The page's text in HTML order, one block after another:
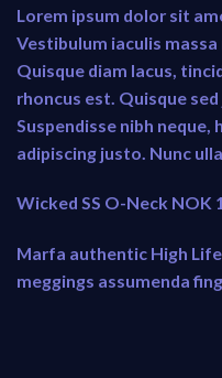
Lorem ipsum dolor sit
Vestibulum iaculis
Quisque diam lacus,
rhoncus est. Quisque
Suspendisse nibh
adipiscing justo. Nunc
Wicked SS O-Neck NOK
Marfa authentic High
meggings assumenda